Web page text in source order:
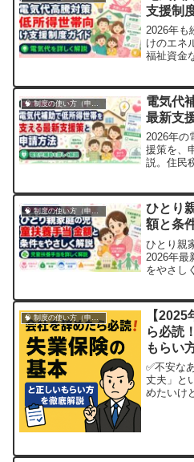
支援制
2026年も
けのエネ
福祉資金
🧠 制度の使い方（申請・相談など）
電気代
最新支
2026年の
援策を、
説。住民
ひとり
額と条
ひとり親
2026年最
をやさし
【
ら必読
もらい
り】
✅不安な
丈夫」と
めたいけ
てそれは